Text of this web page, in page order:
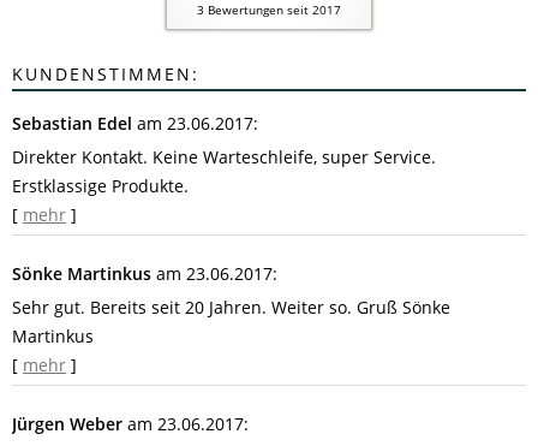
3 Bewertungen seit 2017
KUNDENSTIMMEN:
Sebastian Edel am 23.06.2017:
Direkter Kontakt. Keine Warteschleife, super Service.
Erstklassige Produkte.
[ mehr ]
Sönke Martinkus am 23.06.2017:
Sehr gut. Bereits seit 20 Jahren. Weiter so. Gruß Sönke
Martinkus
[ mehr ]
Jürgen Weber am 23.06.2017: